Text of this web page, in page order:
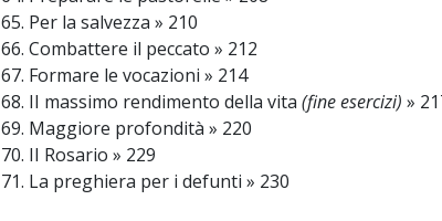
65. Per la salvezza » 210
66. Combattere il peccato » 212
67. Formare le vocazioni » 214
68. II massimo rendimento della vita (fine esercizi) »
69. Maggiore profondità » 220
70. II Rosario » 229
71. La preghiera per i defunti » 230